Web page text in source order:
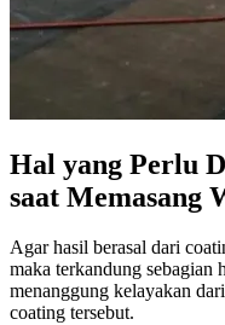
Hal yang Perlu
saat Memasang
Agar hasil berasal dari
maka terkandung
menanggung kelayakan
coating tersebut.